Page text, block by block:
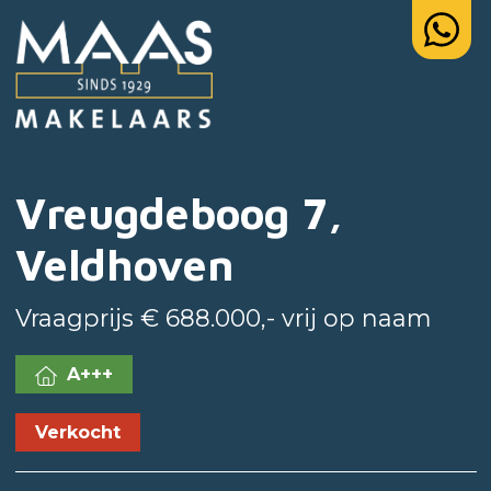
Vreugdeboog 7,
Veldhoven
Vraagprijs € 688.000,- vrij op naam
A+++
Verkocht